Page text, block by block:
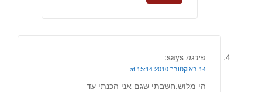
פירגה says:
14 באוקטובר 2010 at 15:14
הי מלוש,חשבתי שגם אני הכנתי עד